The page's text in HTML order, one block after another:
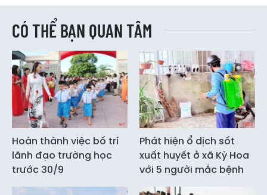
CÓ THỂ BẠN QUAN TÂM
Hoàn thành việc bố trí
lãnh đạo trường học
trước 30/9
Phát hiện ổ dịch sốt
xuất huyết ở xã Kỳ Hoa
với 5 người mắc bệnh